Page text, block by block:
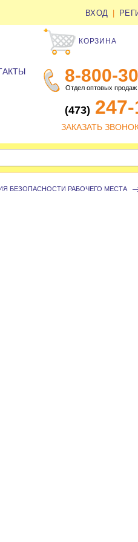
ВХОД
КОРЗИНА
8-800-
Отдел оптовых продаж
(473)
ЗАКАЗАТЬ
БЕЗОПАСНОСТИ РАБОЧЕГО МЕСТА